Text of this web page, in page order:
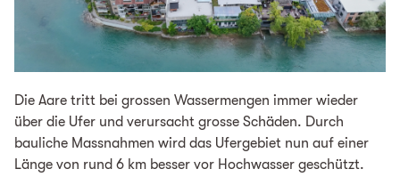
Die Aare tritt bei grossen Wassermengen immer wieder
über die Ufer und verursacht grosse Schäden. Durch
bauliche Massnahmen wird das Ufergebiet nun auf einer
Länge von rund 6 km besser vor Hochwasser geschützt.